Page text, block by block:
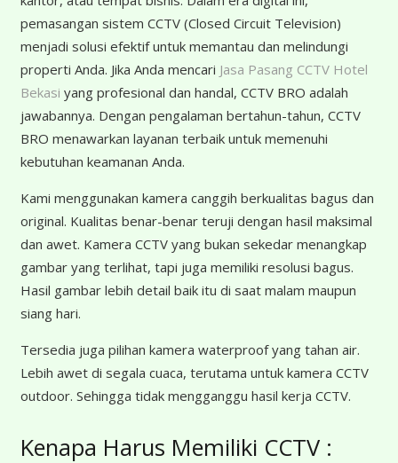
pemasangan sistem CCTV (Closed Circuit Television)
menjadi solusi efektif untuk memantau dan melindungi
properti Anda. Jika Anda mencari Jasa Pasang CCTV Hotel
Bekasi yang profesional dan handal, CCTV BRO adalah
jawabannya. Dengan pengalaman bertahun-tahun, CCTV
BRO menawarkan layanan terbaik untuk memenuhi
kebutuhan keamanan Anda.
Kami menggunakan kamera canggih berkualitas bagus dan
original. Kualitas benar-benar teruji dengan hasil maksimal
dan awet. Kamera CCTV yang bukan sekedar menangkap
gambar yang terlihat, tapi juga memiliki resolusi bagus.
Hasil gambar lebih detail baik itu di saat malam maupun
siang hari.
Tersedia juga pilihan kamera waterproof yang tahan air.
Lebih awet di segala cuaca, terutama untuk kamera CCTV
outdoor. Sehingga tidak mengganggu hasil kerja CCTV.
Kenapa Harus Memiliki CCTV :